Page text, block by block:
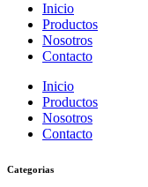
Inicio
Productos
Nosotros
Contacto
Inicio
Productos
Nosotros
Contacto
Categorias